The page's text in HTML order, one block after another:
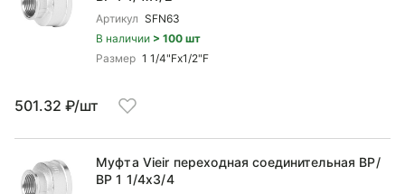
Артикул SFN63
В наличии > 100 шт
Размер 1 1/4"Fx1/2"F
501.32 ₽/шт
Муфта Vieir переходная соединительная ВР/
ВР 1 1/4x3/4